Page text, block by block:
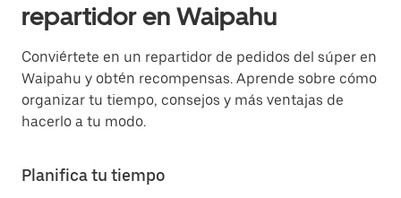
repartidor en Waipahu
Conviértete en un repartidor de pedidos del súper en
Waipahu y obtén recompensas. Aprende sobre cómo
organizar tu tiempo, consejos y más ventajas de
hacerlo a tu modo.
Planifica tu tiempo